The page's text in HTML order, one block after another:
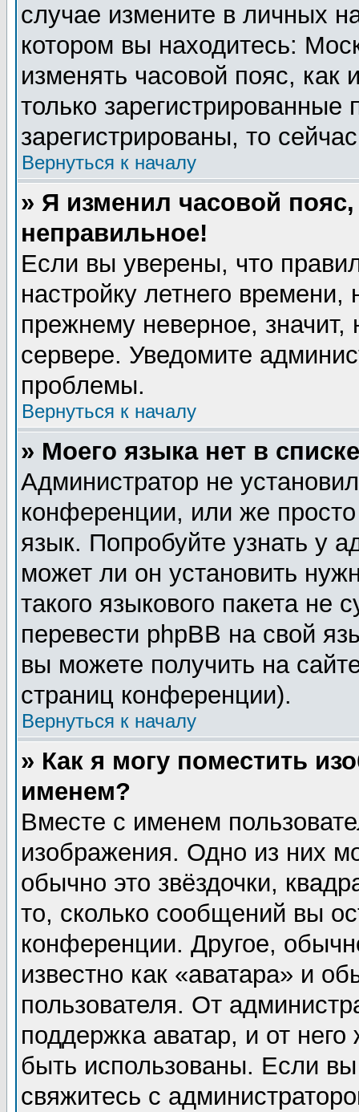
случае измените в личных
котором вы находитесь:
изменять часовой пояс, как
только
зарегистрированы, то
Вернуться к началу
» Я изменил часовой
неправильное!
Если вы уверены, что
настройку летнего
прежнему неверное,
сервере. Уведомите
проблемы.
Вернуться к началу
» Моего языка нет в
Администратор не
конференции, или же
язык. Попробуйте узнать у
может ли он установить
такого языкового пакета не
перевести phpBB на свой
вы можете получить на
страниц конференции).
Вернуться к началу
» Как я могу поместить
именем?
Вместе с именем
изображения. Одно из них
обычно это звёздочки,
то, сколько сообщений вы
конференции. Другое,
известно как «аватара» и
пользователя. От
поддержка аватар, и от него
быть использованы. Если
свяжитесь с